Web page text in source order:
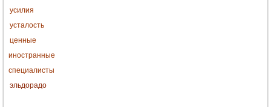
усилия
усталость
ценные
иностранные
специалисты
эльдорадо